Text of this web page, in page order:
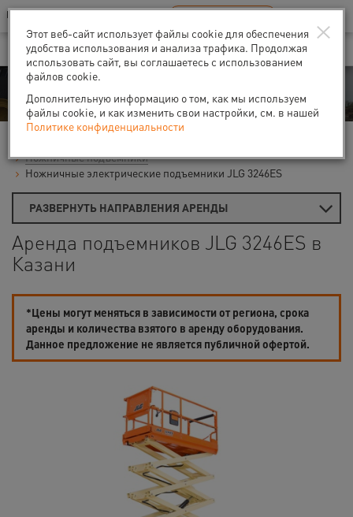
Ваш город:Казань
В Вашем регионе нет наших офисов RU EN
Аренда
Ножничные подъемники
Ножничные электрические подъемники JLG 3246ES
РАЗВЕРНУТЬ НАПРАВЛЕНИЯ АРЕНДЫ
Аренда подъемников JLG 3246ES в
Казани
*Цены могут меняться в зависимости от региона, срока
аренды и количества взятого в аренду оборудования.
Данное предложение не является публичной офертой.
×
Этот веб-сайт использует файлы cookie для обеспечения
удобства использования и анализа трафика. Продолжая
использовать сайт, вы соглашаетесь с использованием
файлов cookie.
Дополнительную информацию о том, как мы используем
файлы cookie, и как изменить свои настройки, см. в нашей
Политике конфиденциальности